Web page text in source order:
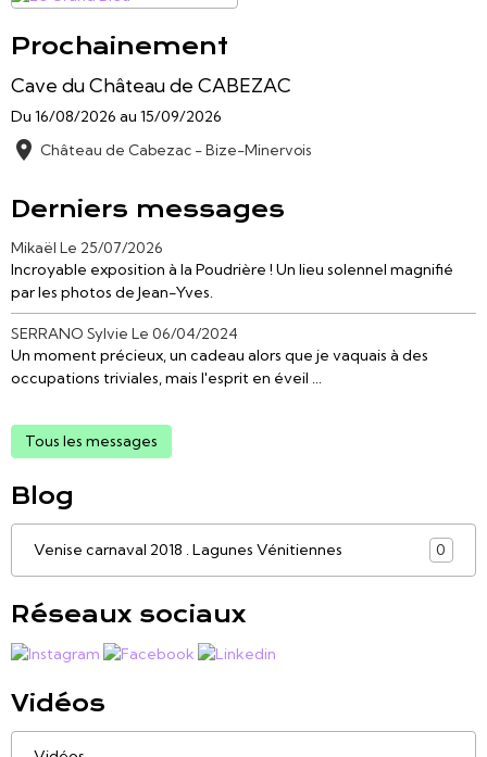
Prochainement
Cave du Château de CABEZAC
Du 16/08/2026 au 15/09/2026
Château de Cabezac - Bize-Minervois
Derniers messages
Mikaël Le 25/07/2026
Incroyable exposition à la Poudrière ! Un lieu solennel magnifié
par les photos de Jean-Yves.
SERRANO Sylvie Le 06/04/2024
Un moment précieux, un cadeau alors que je vaquais à des
occupations triviales, mais l'esprit en éveil ...
Tous les messages
Blog
Venise carnaval 2018 . Lagunes Vénitiennes 0
Réseaux sociaux
Vidéos